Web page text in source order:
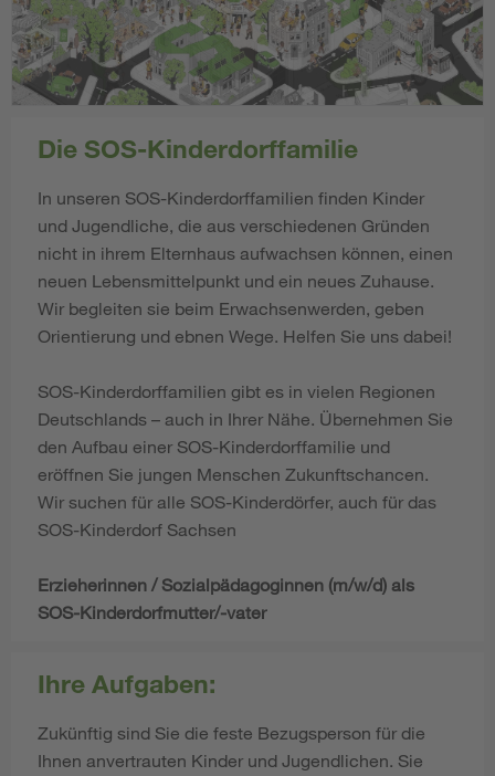
Die SOS-Kinderdorffamilie
In unseren SOS-Kinderdorffamilien finden Kinder
und Jugendliche, die aus verschiedenen Gründen
nicht in ihrem Elternhaus aufwachsen können, einen
neuen Lebensmittelpunkt und ein neues Zuhause.
Wir begleiten sie beim Erwachsenwerden, geben
Orientierung und ebnen Wege. Helfen Sie uns dabei!
SOS-Kinderdorffamilien gibt es in vielen Regionen
Deutschlands – auch in Ihrer Nähe. Übernehmen Sie
den Aufbau einer SOS-Kinderdorffamilie und
eröffnen Sie jungen Menschen Zukunftschancen.
Wir suchen für alle SOS-Kinderdörfer, auch für das
SOS-Kinderdorf Sachsen
Erzieherinnen / Sozialpädagoginnen (m/w/d) als
SOS-Kinderdorfmutter/-vater
Ihre Aufgaben:
Zukünftig sind Sie die feste Bezugsperson für die
Ihnen anvertrauten Kinder und Jugendlichen. Sie